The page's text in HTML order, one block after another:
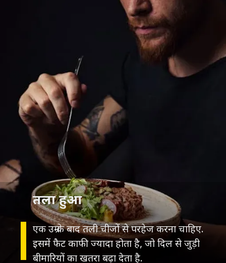
एक उम्र के बाद तली चीजों से परहेज करना चाहिए.
इसमें फैट काफी ज्यादा होता है, जो दिल से जुड़ी
बीमारियों का खतरा बढ़ा देता है.
तला हुआ